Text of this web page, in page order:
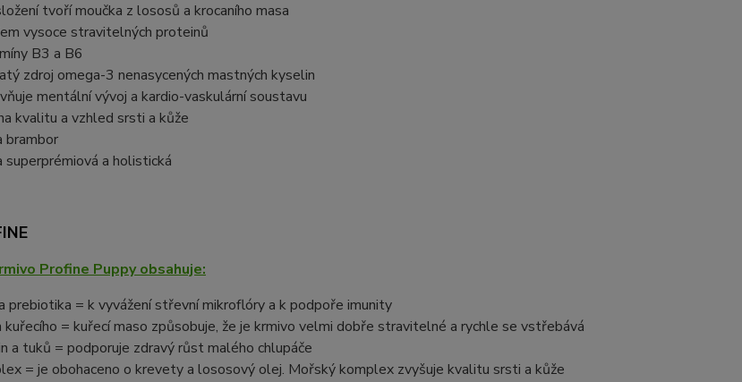
tvoří moučka z lososů a krocaního masa
vysoce stravitelných proteinů
B3 a B6
zdroj omega-3 nenasycených mastných kyselin
mentální vývoj a kardio-vaskulární soustavu
kvalitu a vzhled srsti a kůže
brambor
superprémiová a holistická
Profine Puppy obsahuje:
prebiotika = k vyvážení střevní mikroflóry a k podpoře imunity
kuřecího = kuřecí maso způsobuje, že je krmivo velmi dobře stravitelné a rychle se vstřebává
a tuků = podporuje zdravý růst malého chlupáče
= je obohaceno o krevety a lososový olej. Mořský komplex zvyšuje kvalitu srsti a kůže